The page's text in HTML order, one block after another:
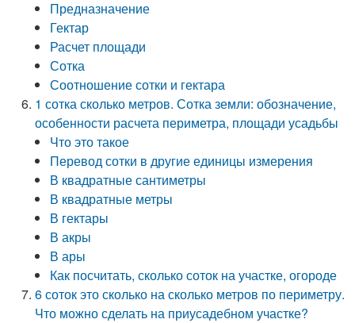
Предназначение
Гектар
Расчет площади
Сотка
Соотношение сотки и гектара
1 сотка сколько метров. Сотка земли: обозначение,
особенности расчета периметра, площади усадьбы
Что это такое
Перевод сотки в другие единицы измерения
В квадратные сантиметры
В квадратные метры
В гектары
В акры
В ары
Как посчитать, сколько соток на участке, огороде
6 соток это сколько на сколько метров по периметру.
Что можно сделать на приусадебном участке?